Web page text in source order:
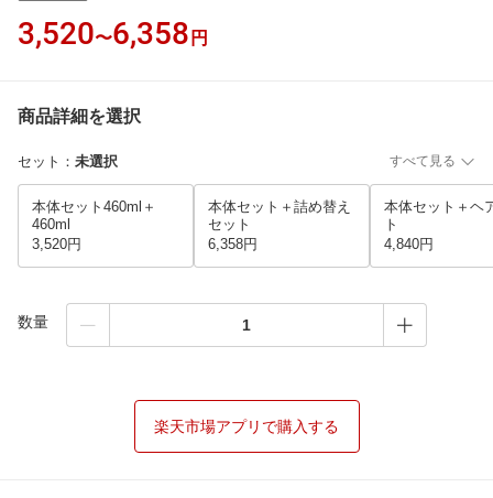
3,520〜6,358 円
商品詳細を選択
セット ： 未選択 すべて見る
本体セット460ml＋
460ml
3,520円
本体セット＋詰め替え
セット
6,358円
本体セット＋ヘ
ト
4,840円
数量
楽天市場アプリで購入する